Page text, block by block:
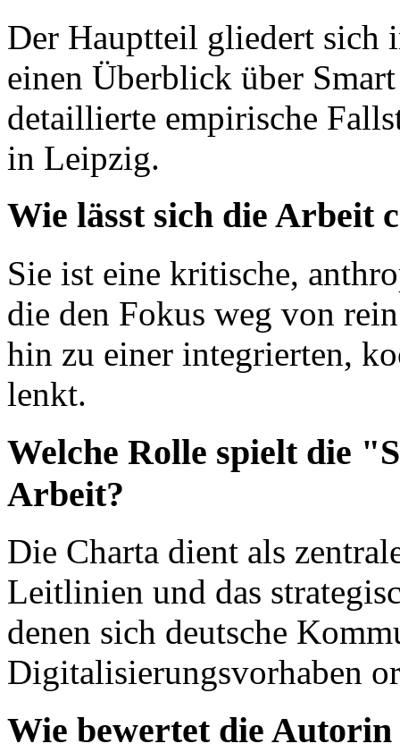
Der Hauptteil gliedert sich
einen Überblick über
detaillierte empirische
in Leipzig.
Wie lässt sich die Arbeit
Sie ist eine kritische,
die den Fokus weg von
hin zu einer integrierten,
lenkt.
Welche Rolle spielt die
Arbeit?
Die Charta dient als
Leitlinien und das
denen sich deutsche
Digitalisierungsvorhaben
Wie bewertet die